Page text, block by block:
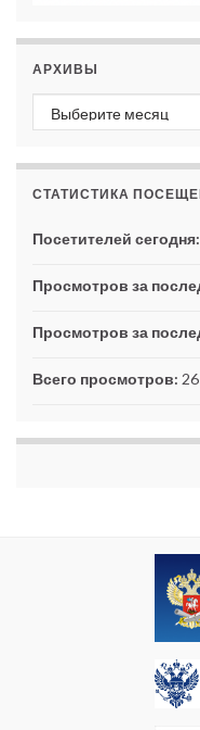
АРХИВЫ
Архивы
СТАТИСТИКА
Посетителей сегодня:
Просмотров за
Просмотров за
Всего просмотров: